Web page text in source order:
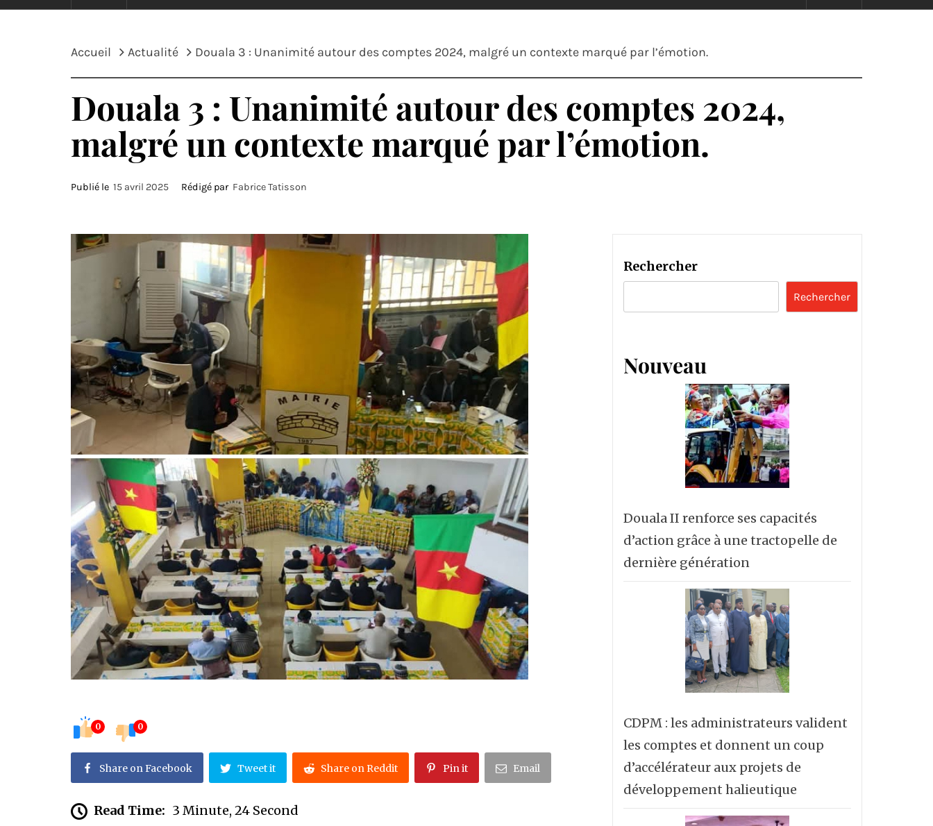
Accueil Actualité Douala 3 : Unanimité autour des comptes 2024, malgré un contexte marqué par l’émotion.
Douala 3 : Unanimité autour des comptes 2024,
malgré un contexte marqué par l’émotion.
Publié le 15 avril 2025 Rédigé par Fabrice Tatisson
0 0
Share on Facebook Tweet it Share on Reddit Pin it Email
Read Time: 3 Minute, 24 Second
Rechercher
Rechercher
Nouveau
Douala II renforce ses capacités
d’action grâce à une tractopelle de
dernière génération
CDPM : les administrateurs valident
les comptes et donnent un coup
d’accélérateur aux projets de
développement halieutique